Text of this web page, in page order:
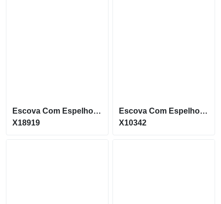
Escova Com Espelho Com Abertura Vertical Em Formato De Coracao X18919
X18919
Escova Com Espelho Redonda Em Plástico Resistente X10342
X10342